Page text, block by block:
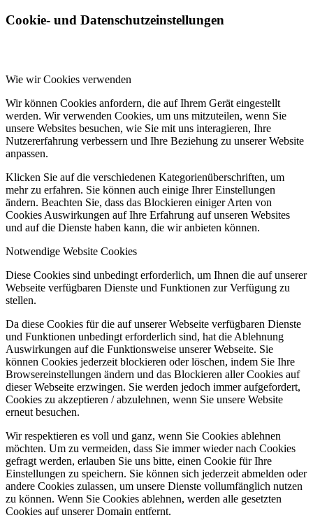
Cookie- und Datenschutzeinstellungen
Wie wir Cookies verwenden
Wir können Cookies anfordern, die auf Ihrem Gerät eingestellt
werden. Wir verwenden Cookies, um uns mitzuteilen, wenn Sie
unsere Websites besuchen, wie Sie mit uns interagieren, Ihre
Nutzererfahrung verbessern und Ihre Beziehung zu unserer Website
anpassen.
Klicken Sie auf die verschiedenen Kategorienüberschriften, um
mehr zu erfahren. Sie können auch einige Ihrer Einstellungen
ändern. Beachten Sie, dass das Blockieren einiger Arten von
Cookies Auswirkungen auf Ihre Erfahrung auf unseren Websites
und auf die Dienste haben kann, die wir anbieten können.
Notwendige Website Cookies
Diese Cookies sind unbedingt erforderlich, um Ihnen die auf unserer
Webseite verfügbaren Dienste und Funktionen zur Verfügung zu
stellen.
Da diese Cookies für die auf unserer Webseite verfügbaren Dienste
und Funktionen unbedingt erforderlich sind, hat die Ablehnung
Auswirkungen auf die Funktionsweise unserer Webseite. Sie
können Cookies jederzeit blockieren oder löschen, indem Sie Ihre
Browsereinstellungen ändern und das Blockieren aller Cookies auf
dieser Webseite erzwingen. Sie werden jedoch immer aufgefordert,
Cookies zu akzeptieren / abzulehnen, wenn Sie unsere Website
erneut besuchen.
Wir respektieren es voll und ganz, wenn Sie Cookies ablehnen
möchten. Um zu vermeiden, dass Sie immer wieder nach Cookies
gefragt werden, erlauben Sie uns bitte, einen Cookie für Ihre
Einstellungen zu speichern. Sie können sich jederzeit abmelden oder
andere Cookies zulassen, um unsere Dienste vollumfänglich nutzen
zu können. Wenn Sie Cookies ablehnen, werden alle gesetzten
Cookies auf unserer Domain entfernt.